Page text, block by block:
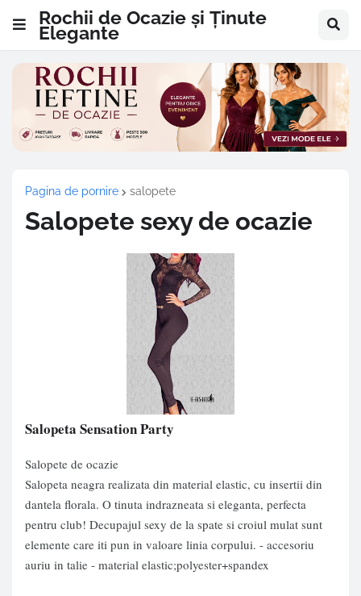
Rochii de Ocazie și Ținute
Elegante
Pagina de pornire salopete
Salopete sexy de ocazie
Salopeta Sensation Party
Salopete de ocazie
Salopeta neagra realizata din material elastic, cu insertii din
dantela florala. O tinuta indrazneata si eleganta, perfecta
pentru club! Decupajul sexy de la spate si croiul mulat sunt
elemente care iti pun in valoare linia corpului. - accesoriu
auriu in talie - material elastic;polyester+spandex